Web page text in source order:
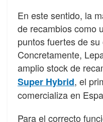
En este sentido, la
de recambios como
puntos fuertes de
Concretamente,
amplio stock de
Super Hybrid, el
comercializa en
Para el correcto